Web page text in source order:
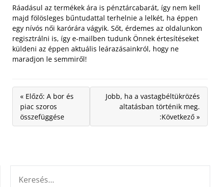
Ráadásul az termékek ára is pénztárcabarát, így nem kell
majd fölösleges bűntudattal terhelnie a lelkét, ha éppen
egy nívós női karórára vágyik. Sőt, érdemes az oldalunkon
regisztrálni is, így e-mailben tudunk Önnek értesítéseket
küldeni az éppen aktuális leárazásainkról, hogy ne
maradjon le semmiről!
« Előző: A bor és
piac szoros
összefüggése
Jobb, ha a vastagbéltükrözés
altatásban történik meg.
:Következő »